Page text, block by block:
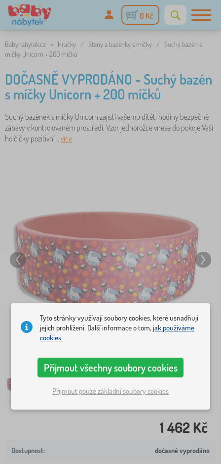
0 Kč
Babynabytek.cz » Hračky / Stany a bazénky s míčky / Suchý bazén s
míčky Unicorn + 200 míčků
DOČASNĚ VYPRODÁNO - Suchý bazén
s míčky Unicorn + 200 míčků
Suchý bazének s míčky Unicorn zajistí vašemu dítěti hodiny bezpečné
zábavy v kontrolovaném prostředí. Vzor jednorožce vnese do pokoje Vaší
holčičky pozitivní .. více
1 462 Kč
dočasně vyprodáno
Tyto stránky využívají soubory cookies, které usnadňují
jejich prohlížení. Další informace o tom,jak používáme
cookies.
Přijmout všechny soubory cookies
Přijmout pouze základní soubory cookies